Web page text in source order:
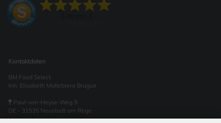
Kontaktdaten
BM Food Select
Inh. Elisabeth Mallebrera Brugue
Paul-von-Heyse-Weg 9
DE - 31535 Neustadt am Rbge.